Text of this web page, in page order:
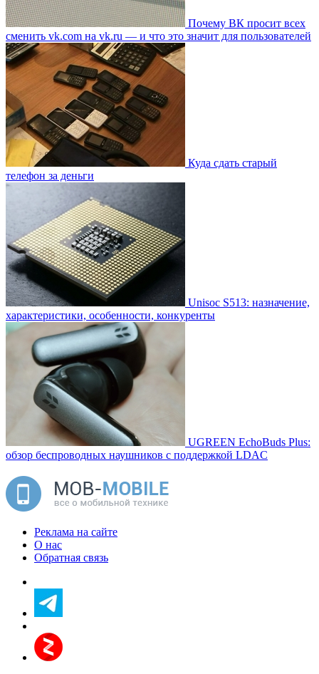
Почему ВК просит всех
сменить vk.com на vk.ru — и что это значит для пользователей
Куда сдать старый
телефон за деньги
Unisoc S513: назначение,
характеристики, особенности, конкуренты
UGREEN EchoBuds Plus:
обзор беспроводных наушников с поддержкой LDAC
Реклама на сайте
О нас
Обратная связь